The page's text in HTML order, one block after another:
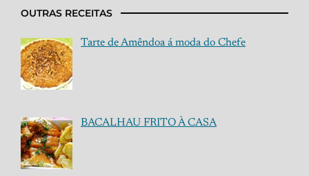
OUTRAS RECEITAS
Tarte de Amêndoa á moda do Chefe
BACALHAU FRITO À CASA